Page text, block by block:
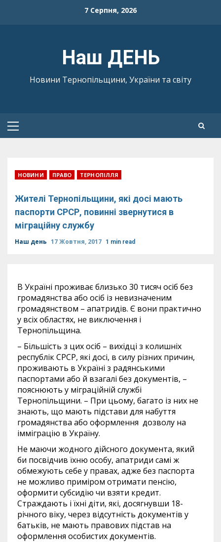
7 Серпня, 2026
Наш ДЕНЬ
Новини Тернопільщини, України та світу
Primary
НОВИНИ ПРАВО ТЕРНОПІЛЛЯ
Жителі Тернопільщини, які досі мають
паспорти СРСР, повинні звернутися в
міграційну службу
Наш день 17 Жовтня, 2017 1 min read
В Україні проживає близько 30 тисяч осіб без
громадянства або осіб із невизначеним
громадянством – апатридів. Є вони практично
у всіх областях, не виключення і
Тернопільщина.
– Більшість з цих осіб – вихідці з колишніх
республік СРСР, які досі, в силу різних причин,
проживають в Україні з радянськими
паспортами або й взагалі без документів, –
пояснюють у міграційній службі
Тернопільщини. – При цьому, багато із них не
знають, що мають підстави для набуття
громадянства або оформлення дозволу на
імміграцію в Україну.
Не маючи жодного дійсного документа, який
би посвідчив їхню особу, апатриди самі ж
обмежують себе у правах, адже без паспорта
не можливо приміром отримати пенсію,
оформити субсидію чи взяти кредит.
Страждають і їхні діти, які, досягнувши 18-
річного віку, через відсутність документів у
батьків, не мають правових підстав на
оформлення особистих документів.